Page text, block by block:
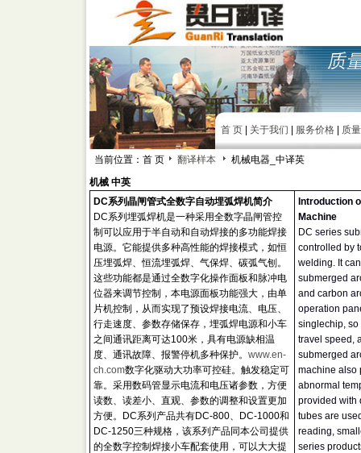
首 页 关于我们 服务价格 质
当前位置：首 页 翻译样本
机械电器_中译英
机械 中英
DC系列晶闸管式全数字自动埋弧焊机简介
DC系列埋弧焊机是一种采用全数字晶闸管控
制可以应用于半自动和自动焊接的多功能焊接
电源。它能提供多种高性能的焊接模式，如恒
压埋弧焊、恒流埋弧焊、气保焊、碳弧气刨。
这些功能都是通过全数字化操作面板和脉冲电
位器来调节控制，本电源面板功能强大，由单
片机控制，从而实现了预设焊接电流、电压、
行走速度、参数存储保存，埋弧焊电源和小车
之间通讯距离可达100米，具有电源缺相温
度、通讯故障、报警停机多种保护。 www.en-
ch.com数字化驱动大功率可控硅。触发稳定可
靠。采用数码管显示电流和电压诸参数，方便
读数、读差小、直观、参数的调整和设置更加
方便。DC系列产品共有DC-800、DC-1000和
DC-1250三种规格，该系列产品同本公司提供
的全数字控制焊接小车配套使用，可以大大提
Introduction
Machine
DC series
controlled by
welding. It
submerged
and carbon
operation
singlechip, so
travel speed,
submerged
machine also
abnormal
provided with
tubes are
reading,
series